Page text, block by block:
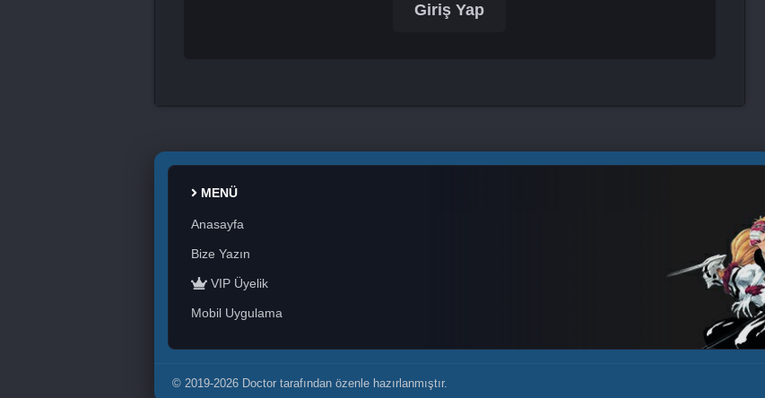
Giriş Yap
MENÜ
Anasayfa
Bize Yazın
VIP Üyelik
Mobil Uygulama
© 2019-2026 Doctor tarafından özenle hazırlanmıştır.